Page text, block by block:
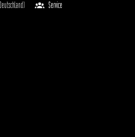
Deutschland) Service